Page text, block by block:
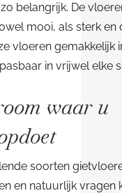
belangrijk. De
mooi, als sterk en
vloeren gemakkelijk
in vrijwel elke
waar u
soorten
en natuurlijk vragen